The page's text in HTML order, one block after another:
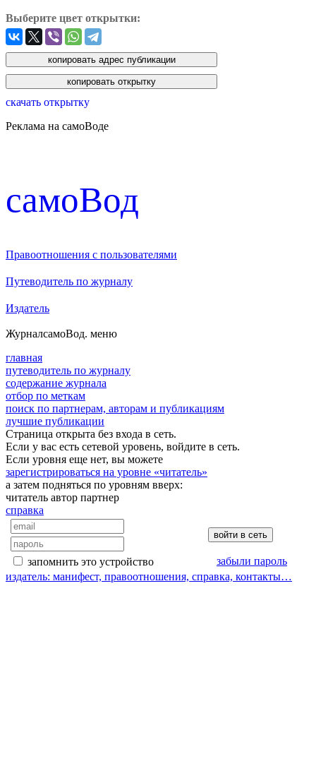
Выберите цвет открытки:
скачать открытку
Реклама на самоВоде
cамоВод
Правоотношения с пользователями
Путеводитель по журналу
Издатель
ЖурналсамоВод. меню
главная
путеводитель по журналу
содержание журнала
отбор по меткам
поиск по партнерам, авторам и публикациям
лучшие публикации
Страница открыта без входа в сеть.
Если у вас есть сетевой уровень, войдите в сеть.
Если уровня еще нет, вы можете
зарегистрироваться на уровне «читатель»
а затем подняться по уровням вверх:
читатель автор партнер
справка
запомнить это устройство
забыли пароль
издатель: манифест, правоотношения, справка, контакты…